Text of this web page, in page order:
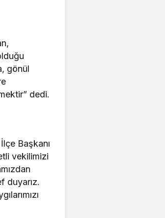
gönül
dedi.
Başkanı
vekilimizi
duyarız.